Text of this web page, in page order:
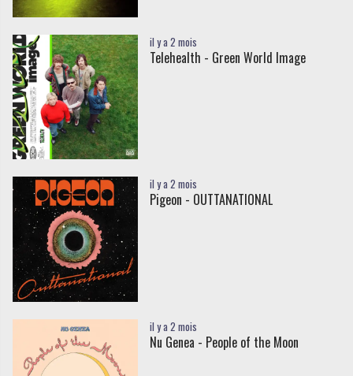
il y a 2 mois
Telehealth - Green World Image
il y a 2 mois
Pigeon - OUTTANATIONAL
il y a 2 mois
Nu Genea - People of the Moon